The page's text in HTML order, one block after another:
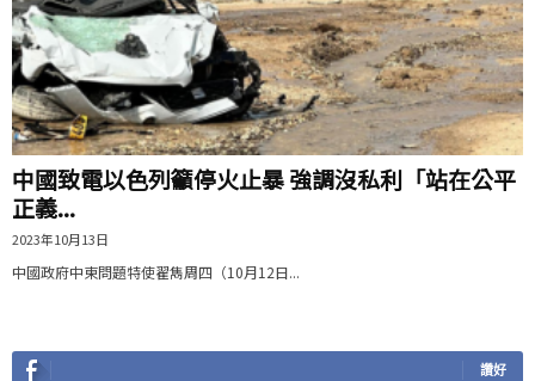
中國致電以色列籲停火止暴 強調沒私利「站在公平
正義...
2023年10月13日
中國政府中東問題特使翟雋周四（10月12日...
讚好